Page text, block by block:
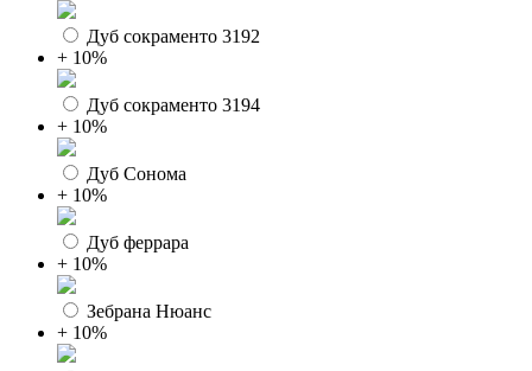
Дуб сокраменто 3192
+ 10%
Дуб сокраменто 3194
+ 10%
Дуб Сонома
+ 10%
Дуб феррара
+ 10%
Зебрана Нюанс
+ 10%